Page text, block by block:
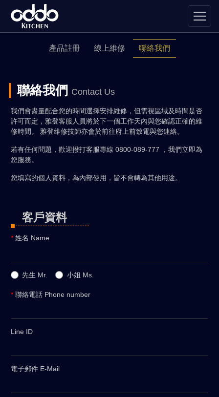
產品註冊 線上維修 聯絡我們
聯絡我們 Contact Us
我們會盡量配合您的時間選擇安排維修，但需視區域及時間是否
許可而定，雅登客服人員將於下一個工作天內與您確認正確的維
修時間。 雅登維修技師亦會於前往府上前致電與您連絡。
若有任何問題，歡迎撥打客服專線 0800-089-777 ，我們立即為
您服務。
您填寫的個人資料，為內部使用，皆不會轉為其他用途。
客戶資料
* 姓名 Name
先生 Mr. 小姐 Ms.
* 聯絡電話 Phone number
Line ID
電子郵件 E-Mail